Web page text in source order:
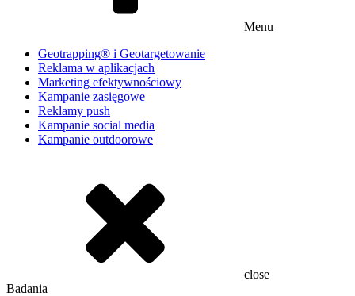
Menu
Geotrapping® i Geotargetowanie
Reklama w aplikacjach
Marketing efektywnościowy
Kampanie zasięgowe
Reklamy push
Kampanie social media
Kampanie outdoorowe
close
Badania